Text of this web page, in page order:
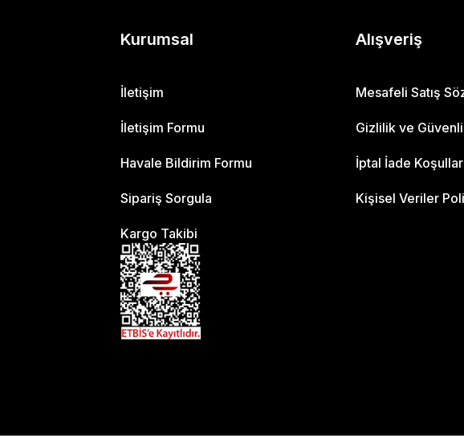
Kurumsal
İletişim
İletişim Formu
Havale Bildirim Formu
Sipariş Sorgula
Kargo Takibi
Alışveriş
Mesafeli Satış
Gizlilik ve
İptal İade
Kişisel Veriler